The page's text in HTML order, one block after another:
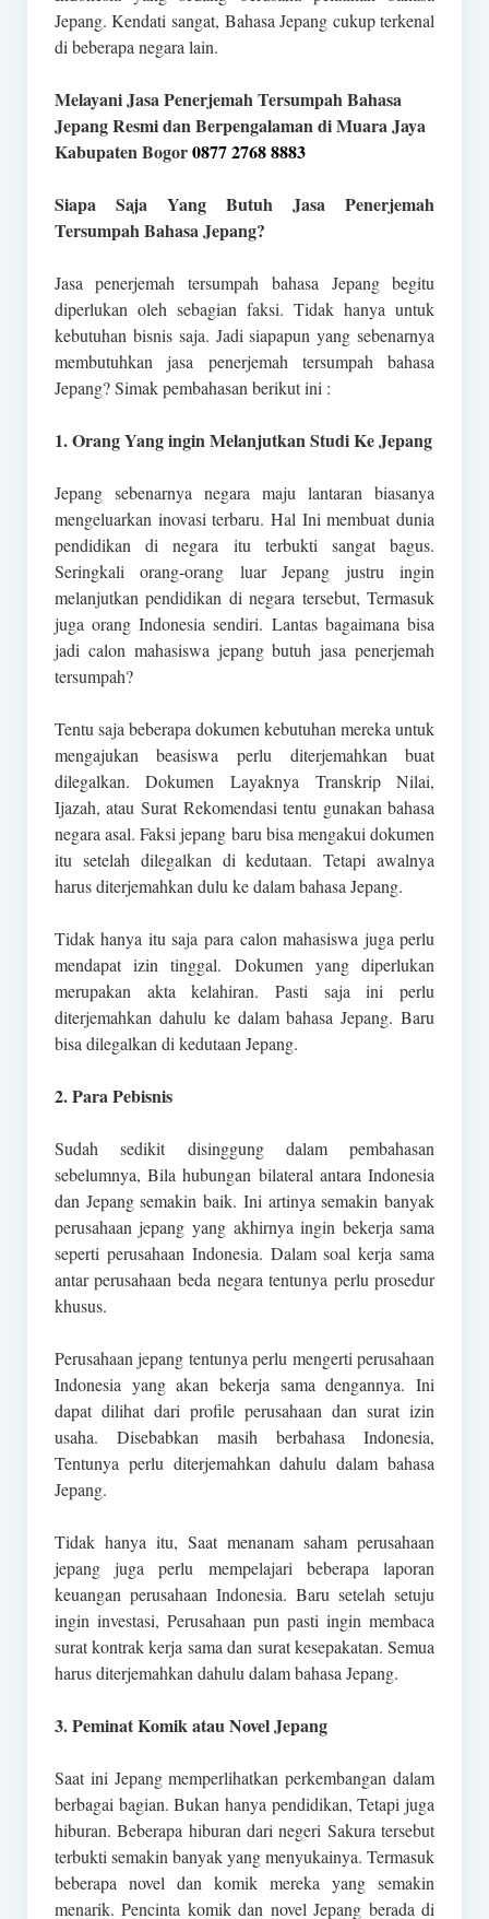
Jepang. Kendati sangat, Bahasa Jepang cukup terkenal
di beberapa negara lain.
Melayani Jasa Penerjemah Tersumpah Bahasa
Jepang Resmi dan Berpengalaman di Muara Jaya
Kabupaten Bogor0877 2768 8883
Siapa Saja Yang Butuh Jasa Penerjemah
Tersumpah Bahasa Jepang?
Jasa penerjemah tersumpah bahasa Jepang begitu
diperlukan oleh sebagian faksi. Tidak hanya untuk
kebutuhan bisnis saja. Jadi siapapun yang sebenarnya
membutuhkan jasa penerjemah tersumpah bahasa
Jepang? Simak pembahasan berikut ini :
1. Orang Yang ingin Melanjutkan Studi Ke Jepang
Jepang sebenarnya negara maju lantaran biasanya
mengeluarkan inovasi terbaru. Hal Ini membuat dunia
pendidikan di negara itu terbukti sangat bagus.
Seringkali orang-orang luar Jepang justru ingin
melanjutkan pendidikan di negara tersebut, Termasuk
juga orang Indonesia sendiri. Lantas bagaimana bisa
jadi calon mahasiswa jepang butuh jasa penerjemah
tersumpah?
Tentu saja beberapa dokumen kebutuhan mereka untuk
mengajukan beasiswa perlu diterjemahkan buat
dilegalkan. Dokumen Layaknya Transkrip Nilai,
Ijazah, atau Surat Rekomendasi tentu gunakan bahasa
negara asal. Faksi jepang baru bisa mengakui dokumen
itu setelah dilegalkan di kedutaan. Tetapi awalnya
harus diterjemahkan dulu ke dalam bahasa Jepang.
Tidak hanya itu saja para calon mahasiswa juga perlu
mendapat izin tinggal. Dokumen yang diperlukan
merupakan akta kelahiran. Pasti saja ini perlu
diterjemahkan dahulu ke dalam bahasa Jepang. Baru
bisa dilegalkan di kedutaan Jepang.
2. Para Pebisnis
Sudah sedikit disinggung dalam pembahasan
sebelumnya, Bila hubungan bilateral antara Indonesia
dan Jepang semakin baik. Ini artinya semakin banyak
perusahaan jepang yang akhirnya ingin bekerja sama
seperti perusahaan Indonesia. Dalam soal kerja sama
antar perusahaan beda negara tentunya perlu prosedur
khusus.
Perusahaan jepang tentunya perlu mengerti perusahaan
Indonesia yang akan bekerja sama dengannya. Ini
dapat dilihat dari profile perusahaan dan surat izin
usaha. Disebabkan masih berbahasa Indonesia,
Tentunya perlu diterjemahkan dahulu dalam bahasa
Jepang.
Tidak hanya itu, Saat menanam saham perusahaan
jepang juga perlu mempelajari beberapa laporan
keuangan perusahaan Indonesia. Baru setelah setuju
ingin investasi, Perusahaan pun pasti ingin membaca
surat kontrak kerja sama dan surat kesepakatan. Semua
harus diterjemahkan dahulu dalam bahasa Jepang.
3. Peminat Komik atau Novel Jepang
Saat ini Jepang memperlihatkan perkembangan dalam
berbagai bagian. Bukan hanya pendidikan, Tetapi juga
hiburan. Beberapa hiburan dari negeri Sakura tersebut
terbukti semakin banyak yang menyukainya. Termasuk
beberapa novel dan komik mereka yang semakin
menarik. Pencinta komik dan novel Jepang berada di